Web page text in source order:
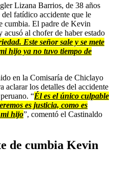
Lizana Barrios, de 38 años
fatídico accidente que le
cumbia. El padre de Kevin
acusó al chofer de haber estado
Este señor sale y se mete
hijo ya no tuvo tiempo de
en la Comisaría de Chiclayo
aclarar los detalles del accidente
“Él es el único culpable
es justicia, como es
mi hijo”, comentó el Castinaldo
de cumbia Kevin